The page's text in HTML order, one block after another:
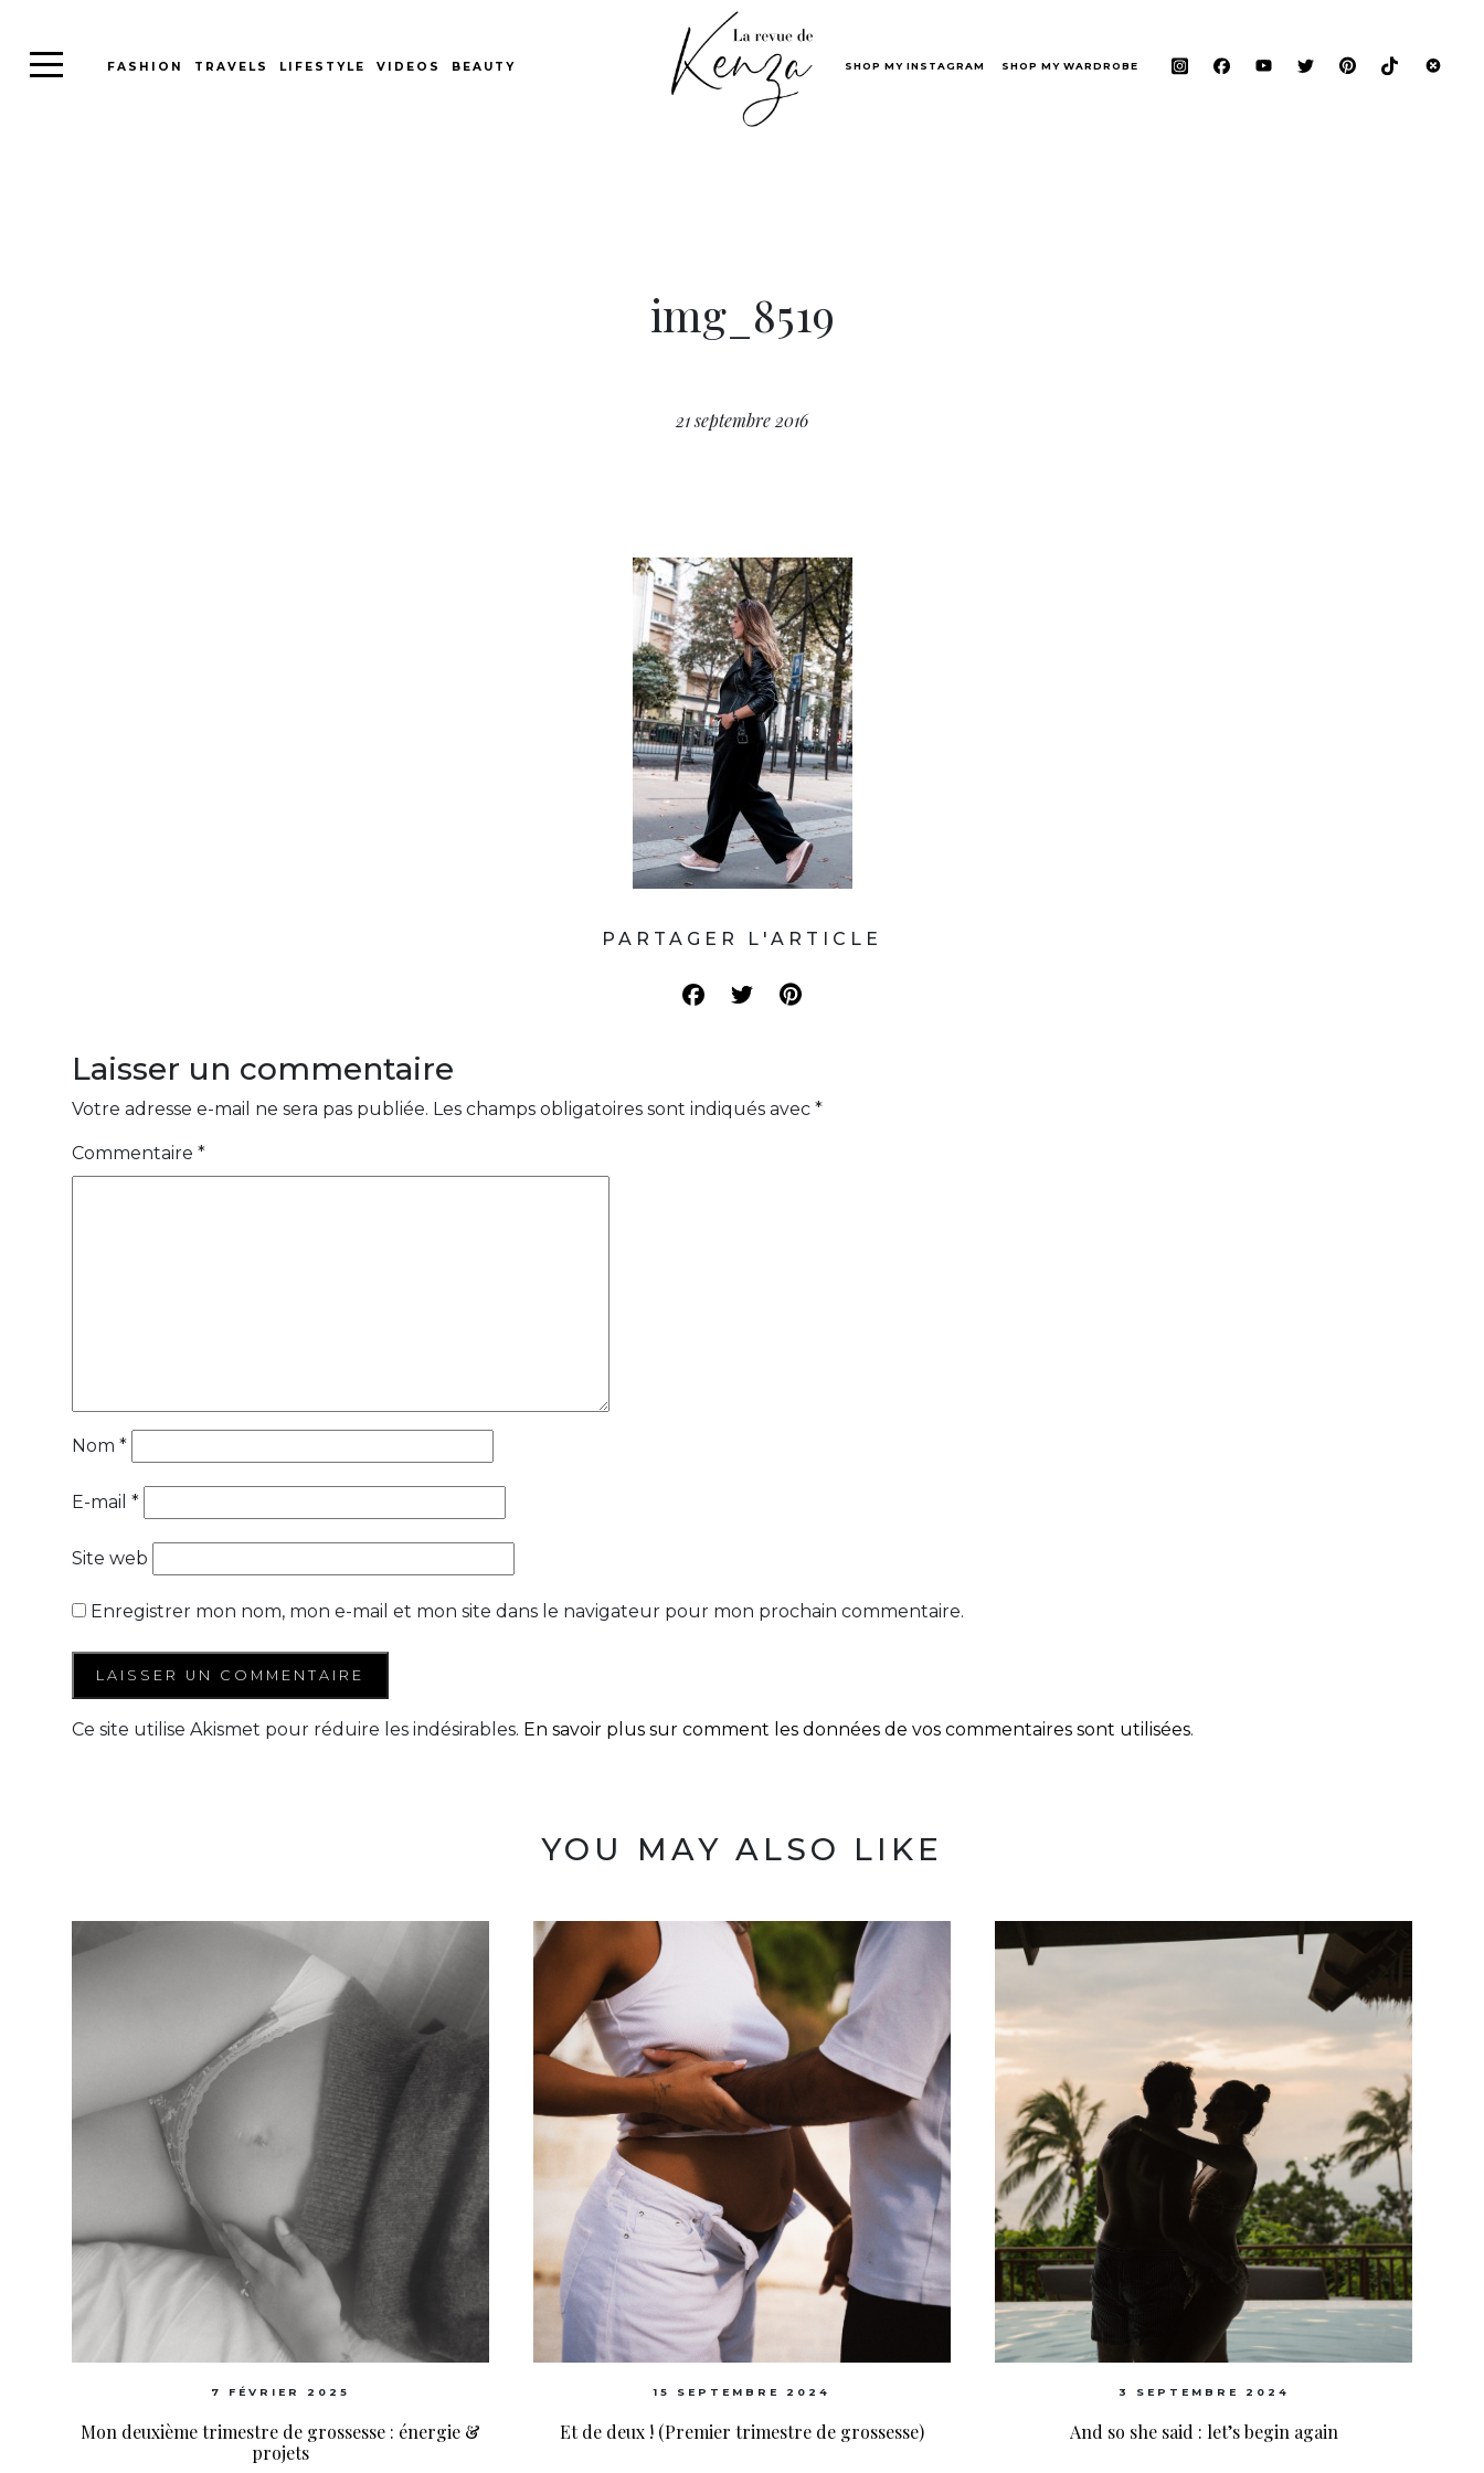
FASHION TRAVELS LIFESTYLE VIDEOS BEAUTY SHOP MY INSTAGRAM SHOP MY WARDROBE
img_8519
21 septembre 2016
PARTAGER L'ARTICLE
Laisser un commentaire
Votre adresse e-mail ne sera pas publiée. Les champs obligatoires sont indiqués avec *
Commentaire *
Nom *
E-mail *
Site web
Enregistrer mon nom, mon e-mail et mon site dans le navigateur pour mon prochain commentaire.
Ce site utilise Akismet pour réduire les indésirables. En savoir plus sur comment les données de vos commentaires sont utilisées.
YOU MAY ALSO LIKE
7 FÉVRIER 2025
Mon deuxième trimestre de grossesse : énergie &
projets
15 SEPTEMBRE 2024
Et de deux ! (Premier trimestre de grossesse)
3 SEPTEMBRE 2024
And so she said : let’s begin again